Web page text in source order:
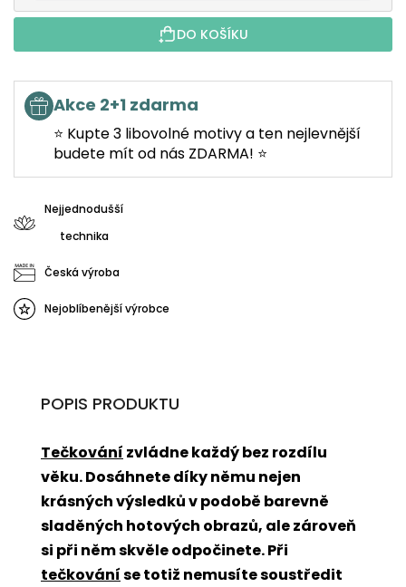
DO KOŠÍKU
Akce 2+1 zdarma
⭐ Kupte 3 libovolné motivy a ten nejlevnější
budete mít od nás ZDARMA! ⭐
Nejjednodušší
technika
Česká výroba
Nejoblíbenější výrobce
POPIS PRODUKTU
Tečkování zvládne každý bez rozdílu
věku. Dosáhnete díky němu nejen
krásných výsledků v podobě barevně
sladěných hotových obrazů, ale zároveň
si při něm skvěle odpočinete. Při
tečkováníse totiž nemusíte soustředit